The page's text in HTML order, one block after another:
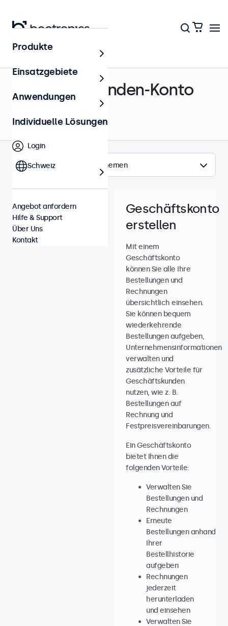
Geschäftskunden-Konto
Themen
Geschäftskonto
erstellen
Mit einem
Geschäftskonto
können Sie alle Ihre
Bestellungen und
Rechnungen
übersichtlich einsehen.
Sie können bequem
wiederkehrende
Bestellungen aufgeben,
Unternehmensinformationen
verwalten und
zusätzliche Vorteile für
Geschäftskunden
nutzen, wie z. B.
Bestellungen auf
Rechnung und
Festpreisvereinbarungen.
Ein Geschäftskonto
bietet Ihnen die
folgenden Vorteile:
Verwalten Sie
Bestellungen und
Rechnungen
Erneute
Bestellungen anhand
Ihrer
Bestellhistorie
aufgeben
Rechnungen
jederzeit
herunterladen
und einsehen
Verwalten Sie
Produkte
Einsatzgebiete
Anwendungen
Individuelle Lösungen
Login
Schweiz
Angebot anfordern
Hilfe & Support
Über Uns
Kontakt